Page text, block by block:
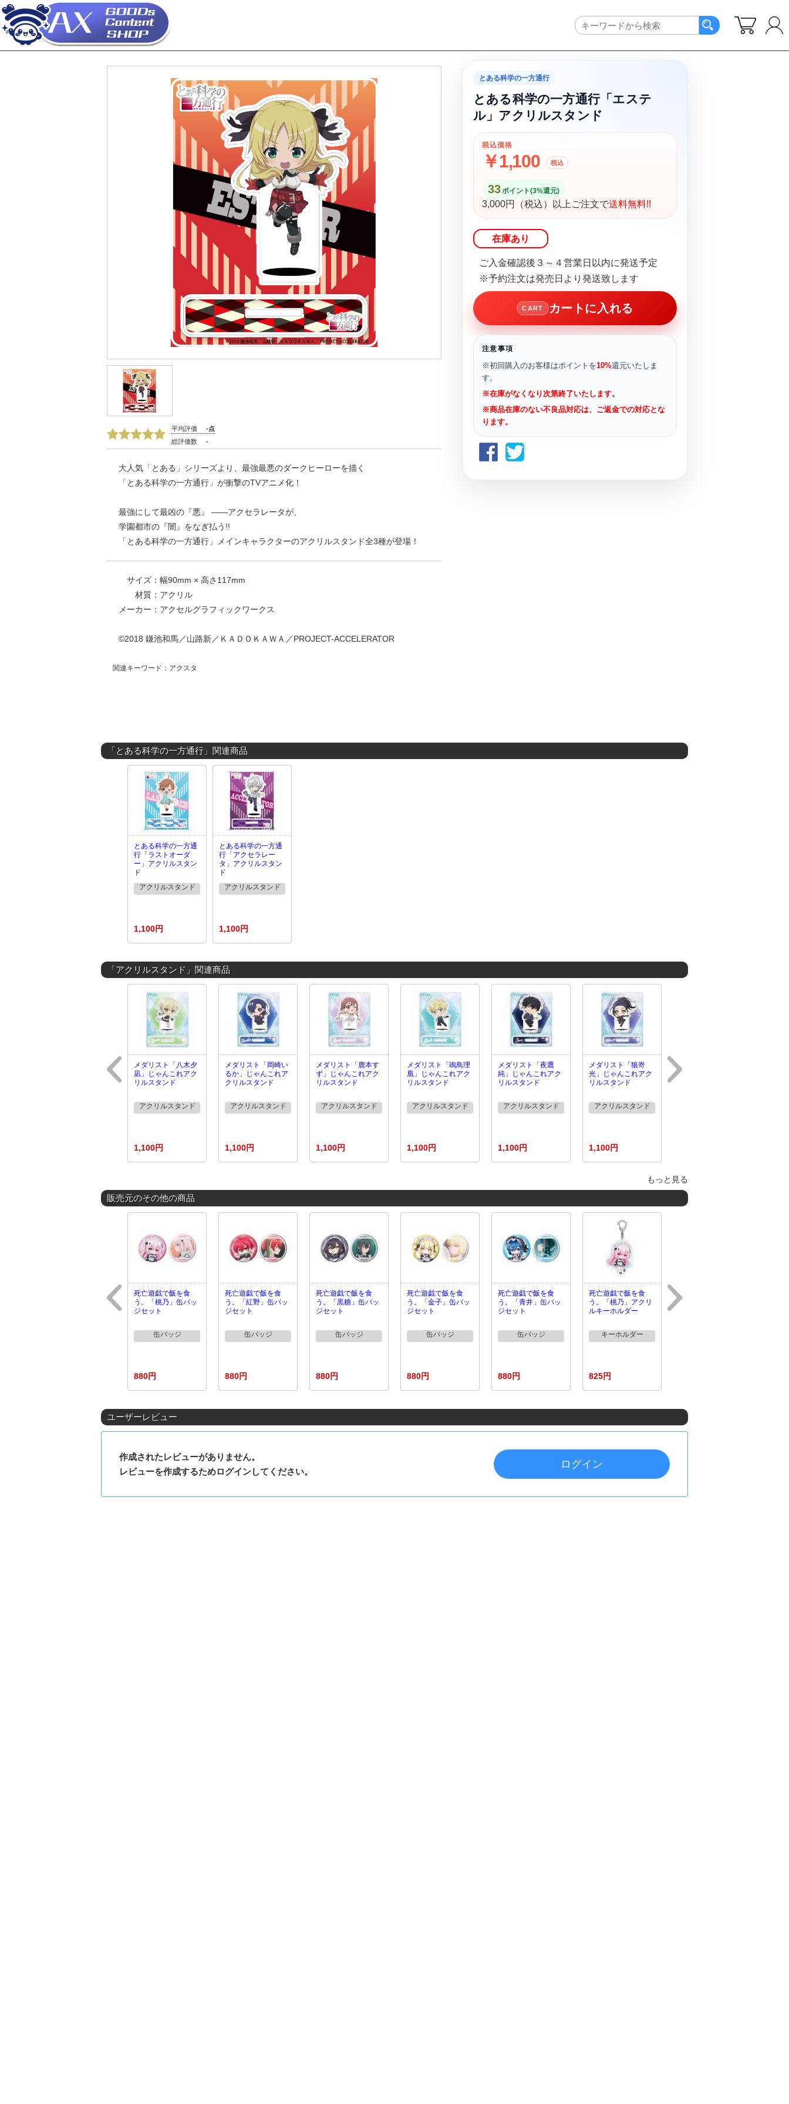
平均評価
-点
総評価数
-
大人気「とある」シリーズより、最強最悪のダークヒーローを描く
「とある科学の一方通行」が衝撃のTVアニメ化！
最強にして最凶の『悪』 ――アクセラレータが、
学園都市の『闇』をなぎ払う!!
「とある科学の一方通行」メインキャラクターのアクリルスタンド全3種が登場！
サイズ：幅90mm × 高さ117mm
材質：アクリル
メーカー：アクセルグラフィックワークス
©2018 鎌池和馬／山路新／ＫＡＤＯＫＡＷＡ／PROJECT-ACCELERATOR
関連キーワード：アクスタ
とある科学の一方通行
とある科学の一方通行「エステ
ル」アクリルスタンド
税込価格
￥1,100 税込
33ポイント(3%還元)
3,000円（税込）以上ご注文で送料無料!!
在庫あり
ご入金確認後３～４営業日以内に発送予定
※予約注文は発売日より発送致します
CART カートに入れる
注意事項
※初回購入のお客様はポイントを10%還元いたしま
す。
※在庫がなくなり次第終了いたします。
※商品在庫のない不良品対応は、ご返金での対応とな
ります。
「とある科学の一方通行」関連商品
とある科学の一方通
行「ラストオーダ
ー」アクリルスタン
ド
アクリルスタンド
1,100円
とある科学の一方通
行「アクセラレー
タ」アクリルスタン
ド
アクリルスタンド
1,100円
「アクリルスタンド」関連商品
メダリスト「八木夕
凪」じゃんこれアク
リルスタンド
アクリルスタンド
1,100円
メダリスト「岡崎い
るか」じゃんこれア
クリルスタンド
アクリルスタンド
1,100円
メダリスト「鹿本す
ず」じゃんこれアク
リルスタンド
アクリルスタンド
1,100円
メダリスト「鴗鳥理
凰」じゃんこれアク
リルスタンド
アクリルスタンド
1,100円
メダリスト「夜鷹
純」じゃんこれアク
リルスタンド
アクリルスタンド
1,100円
メダリスト「狼嵜
光」じゃんこれアク
リルスタンド
アクリルスタンド
1,100円
もっと見る
販売元のその他の商品
死亡遊戯で飯を食
う。「桃乃」缶バッ
ジセット
缶バッジ
880円
死亡遊戯で飯を食
う。「紅野」缶バッ
ジセット
缶バッジ
880円
死亡遊戯で飯を食
う。「黒糖」缶バッ
ジセット
缶バッジ
880円
死亡遊戯で飯を食
う。「金子」缶バッ
ジセット
缶バッジ
880円
死亡遊戯で飯を食
う。「青井」缶バッ
ジセット
缶バッジ
880円
死亡遊戯で飯を食
う。「桃乃」アクリ
ルキーホルダー
キーホルダー
825円
ユーザーレビュー
作成されたレビューがありません。
レビューを作成するためログインしてください。
ログイン